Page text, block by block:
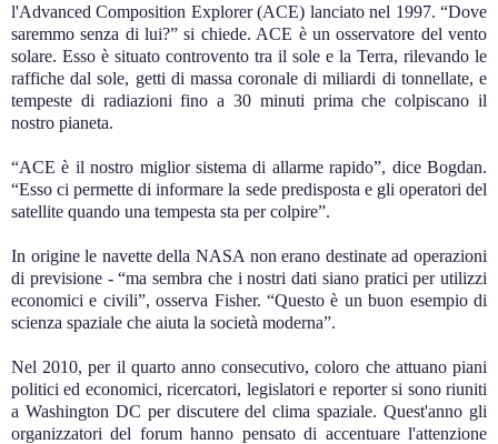
l'Advanced Composition Explorer (ACE) lanciato nel 1997. “Dove
saremmo senza di lui?” si chiede. ACE è un osservatore del vento
solare. Esso è situato controvento tra il sole e la Terra, rilevando le
raffiche dal sole, getti di massa coronale di miliardi di tonnellate, e
tempeste di radiazioni fino a 30 minuti prima che colpiscano il
nostro pianeta.
“ACE è il nostro miglior sistema di allarme rapido”, dice Bogdan.
“Esso ci permette di informare la sede predisposta e gli operatori del
satellite quando una tempesta sta per colpire”.
In origine le navette della NASA non erano destinate ad operazioni
di previsione - “ma sembra che i nostri dati siano pratici per utilizzi
economici e civili”, osserva Fisher. “Questo è un buon esempio di
scienza spaziale che aiuta la società moderna”.
Nel 2010, per il quarto anno consecutivo, coloro che attuano piani
politici ed economici, ricercatori, legislatori e reporter si sono riuniti
a Washington DC per discutere del clima spaziale. Quest'anno gli
organizzatori del forum hanno pensato di accentuare l'attenzione